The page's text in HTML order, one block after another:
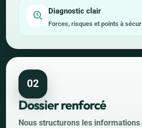
Diagnostic clair
Forces, risques et points à
02
Dossier renforcé
Nous structurons les